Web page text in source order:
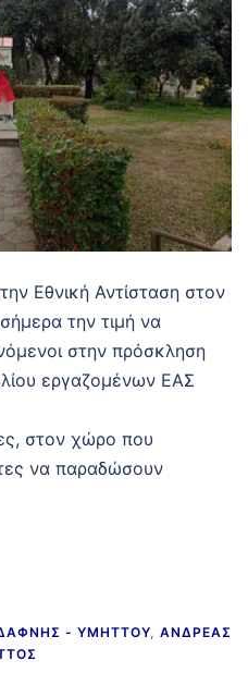
Εθνική Αντίσταση στον
την τιμή να
στην πρόσκληση
εργαζομένων ΕΑΣ
στον χώρο που
να παραδώσουν
ΔΆΦΝΗΣ - ΥΜΗΤΤΟΎ, ΑΝΔΡΈΑΣ